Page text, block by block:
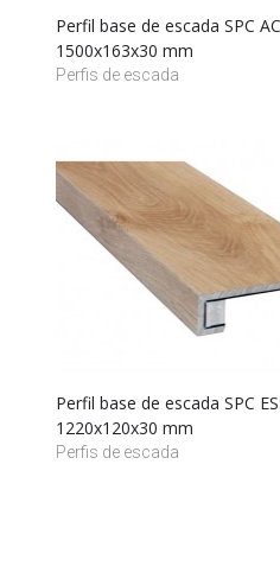
Perfil base de escada SPC
1500x163x30 mm
Perfis de escada
Perfil base de escada SPC
1220x120x30 mm
Perfis de escada